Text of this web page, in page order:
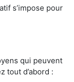
s’impose pour
qui peuvent
tout d’abord :